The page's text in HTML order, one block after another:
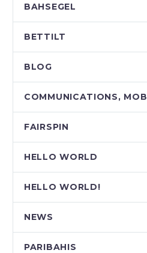
BAHSEGEL
BETTILT
BLOG
COMMUNICATIONS,
FAIRSPIN
HELLO WORLD
HELLO WORLD!
NEWS
PARIBAHIS